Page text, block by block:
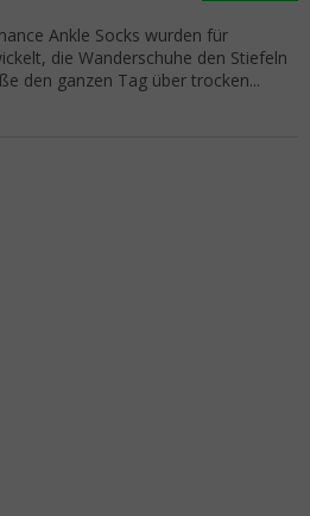
Ankle Socks wurden für
die Wanderschuhe den Stiefeln
den ganzen Tag über trocken...